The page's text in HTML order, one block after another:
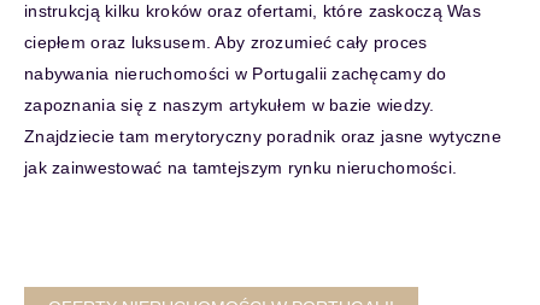
instrukcją kilku kroków orazofertami , które zaskoczą Was
ciepłem oraz luksusem. Aby zrozumieć cały proces
nabywania nieruchomości w Portugalii zachęcamy do
zapoznania się z naszym artykułem w bazie wiedzy.
Znajdziecie tam merytoryczny poradnik oraz jasne wytyczne
jak zainwestować na tamtejszym rynku nieruchomości.